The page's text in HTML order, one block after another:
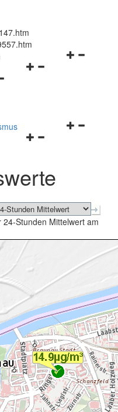
Navigationsmenü
Navigationsmenü
schließen
24-Stunden Mittelwert am